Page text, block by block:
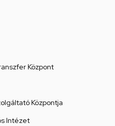
Központ
Központja
Intézet